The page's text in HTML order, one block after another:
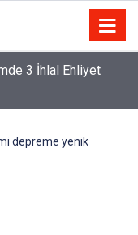
3 İhlal Ehliyet
depreme yenik